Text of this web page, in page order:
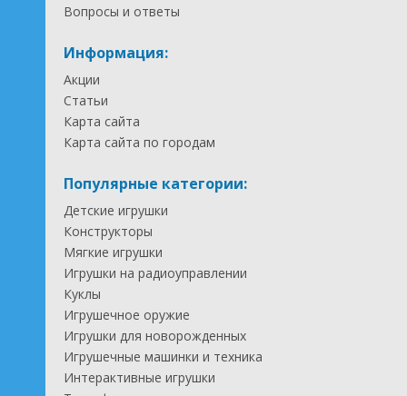
Вопросы и ответы
Информация:
Акции
Статьи
Карта сайта
Карта сайта по городам
Популярные категории:
Детские игрушки
Конструкторы
Мягкие игрушки
Игрушки на радиоуправлении
Куклы
Игрушечное оружие
Игрушки для новорожденных
Игрушечные машинки и техника
Интерактивные игрушки